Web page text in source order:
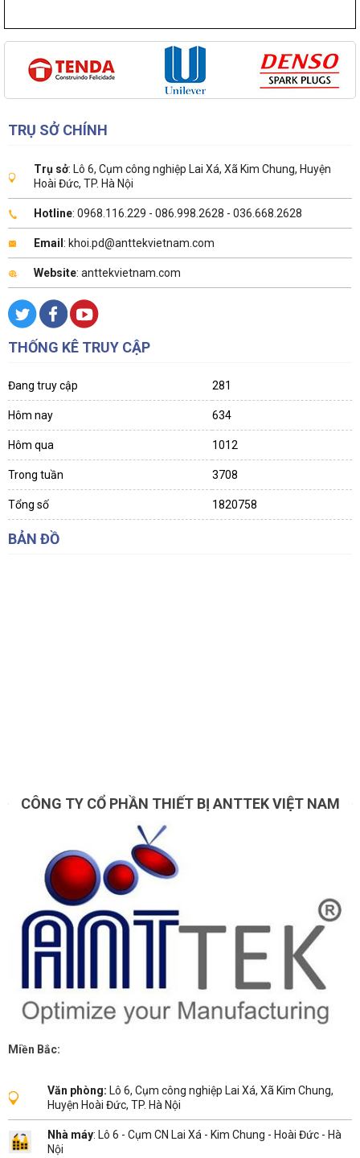
TRỤ SỞ CHÍNH
Trụ sở: Lô 6, Cụm công nghiệp Lai Xá, Xã Kim Chung, Huyện
Hoài Đức, TP. Hà Nội
Hotline: 0968.116.229 - 086.998.2628 - 036.668.2628
Email : khoi.pd@anttekvietnam.com
Website: anttekvietnam.com
THỐNG KÊ TRUY CẬP
Đang truy cập 281
Hôm nay 634
Hôm qua 1012
Trong tuần 3708
Tổng số 1820758
BẢN ĐỒ
CÔNG TY CỔ PHẦN THIẾT BỊ ANTTEK VIỆT NAM
Miền Bắc:
Văn phòng: Lô 6, Cụm công nghiệp Lai Xá, Xã Kim Chung,
Huyện Hoài Đức, TP. Hà Nội
Nhà máy: Lô 6 - Cụm CN Lai Xá - Kim Chung - Hoài Đức - Hà
Nội